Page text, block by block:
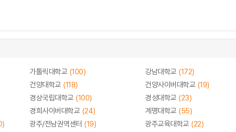
가톨릭대학교 (100) 강남대학교 (172)
건양대학교 (118) 건양사이버대학교 (19)
경상국립대학교 (100) 경성대학교 (23)
경희사이버대학교 (24) 계명대학교 (55)
광주/전남권역센터 (19) 광주교육대학교 (22)